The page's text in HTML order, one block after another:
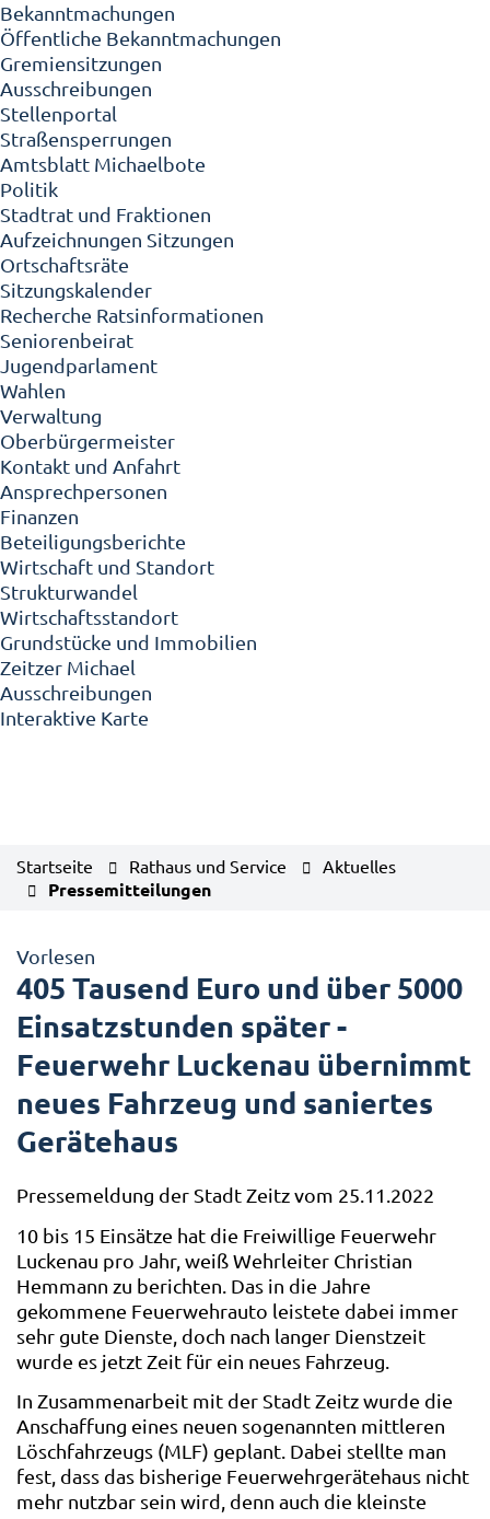
Bekanntmachungen
Öffentliche Bekanntmachungen
Gremiensitzungen
Ausschreibungen
Stellenportal
Straßensperrungen
Amtsblatt Michaelbote
Politik
Stadtrat und Fraktionen
Aufzeichnungen Sitzungen
Ortschaftsräte
Sitzungskalender
Recherche Ratsinformationen
Seniorenbeirat
Jugendparlament
Wahlen
Verwaltung
Oberbürgermeister
Kontakt und Anfahrt
Ansprechpersonen
Finanzen
Beteiligungsberichte
Wirtschaft und Standort
Strukturwandel
Wirtschaftsstandort
Grundstücke und Immobilien
Zeitzer Michael
Ausschreibungen
Interaktive Karte
Startseite Rathaus und Service Aktuelles
Pressemitteilungen
Vorlesen
405 Tausend Euro und über 5000
Einsatzstunden später -
Feuerwehr Luckenau übernimmt
neues Fahrzeug und saniertes
Gerätehaus
Pressemeldung der Stadt Zeitz vom 25.11.2022
10 bis 15 Einsätze hat die Freiwillige Feuerwehr
Luckenau pro Jahr, weiß Wehrleiter Christian
Hemmann zu berichten. Das in die Jahre
gekommene Feuerwehrauto leistete dabei immer
sehr gute Dienste, doch nach langer Dienstzeit
wurde es jetzt Zeit für ein neues Fahrzeug.
In Zusammenarbeit mit der Stadt Zeitz wurde die
Anschaffung eines neuen sogenannten mittleren
Löschfahrzeugs (MLF) geplant. Dabei stellte man
fest, dass das bisherige Feuerwehrgerätehaus nicht
mehr nutzbar sein wird, denn auch die kleinste